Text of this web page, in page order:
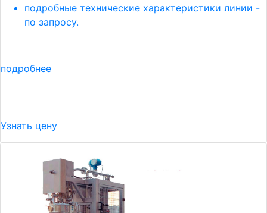
подробные технические характеристики линии -
по запросу.
подробнее
Узнать цену